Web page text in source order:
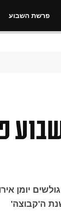
פרשת השבוע
שבוע
יומן